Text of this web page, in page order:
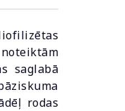
saglabā
rodas